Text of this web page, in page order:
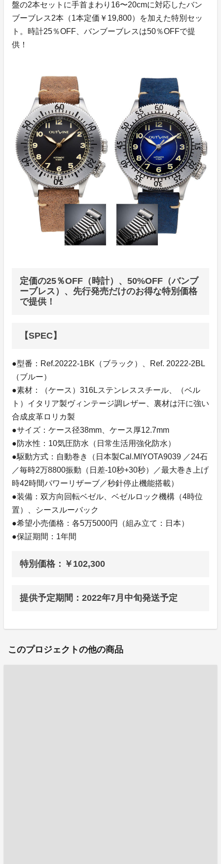
盤の2本セットに手首まわり16〜20cmに対応したバン
ブーブレス2本（1本定価￥19,800）を加えた特別セッ
ト。時計25％OFF、バンブーブレスは50％OFFで提
供！
定価の25％OFF（時計）、50%OFF（バンブ
ーブレス）、先行発売だけのお得な特別価格
で提供！
【SPEC】
●型番：Ref.20222-1BK（ブラック）、Ref. 20222-2BL
（ブルー）
●素材：（ケース）316Lステンレススチール、（ベル
ト）イタリア製ヴィンテージ調レザー、裏材は汗に強い
合成皮革ロリカ製
●サイズ：ケース径38mm、ケース厚12.7mm
●防水性：10気圧防水（日常生活用強化防水）
●駆動方式：自動巻き（日本製Cal.MIYOTA9039 ／24石
／毎時2万8800振動（日差-10秒+30秒）／最大巻き上げ
時42時間パワーリザーブ／秒針停止機能搭載）
●装備：双方向回転ベゼル、ベゼルロック機構（4時位
置）、シースルーバック
●希望小売価格：各5万5000円（組み立て：日本）
●保証期間：1年間
特別価格：￥102,300
提供予定期間：2022年7月中旬発送予定
このプロジェクトの他の商品